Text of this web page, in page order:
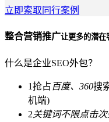
立即索取同行案例
整合营销推广让更多的潜在
什么是企业SEO外包？
1抢占 百度、360搜
机端)
2关键词不限点击